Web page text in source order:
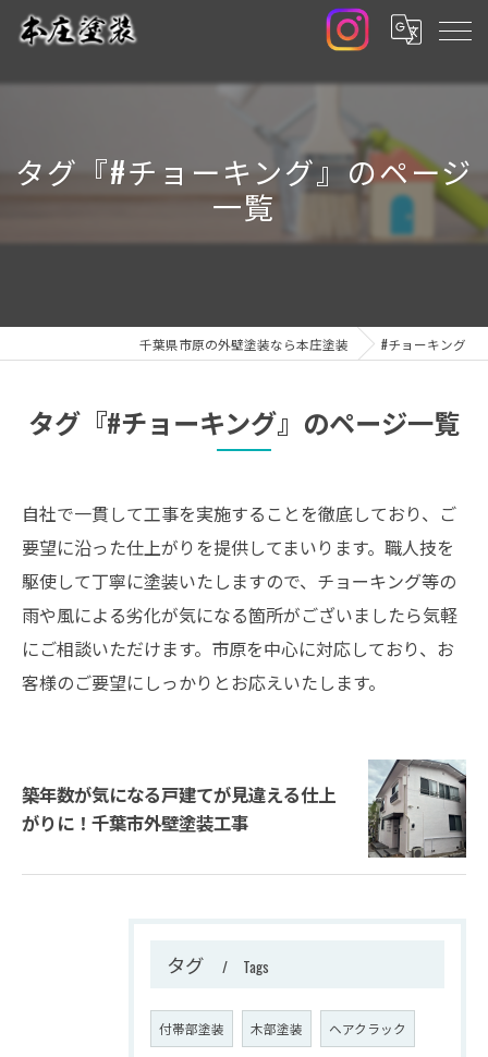
タグ『#チョーキング』のページ
一覧
千葉県市原の外壁塗装なら本庄塗装 #チョーキング
タグ『#チョーキング』のページ一覧
自社で一貫して工事を実施することを徹底しており、ご
要望に沿った仕上がりを提供してまいります。職人技を
駆使して丁寧に塗装いたしますので、チョーキング等の
雨や風による劣化が気になる箇所がございましたら気軽
にご相談いただけます。市原を中心に対応しており、お
客様のご要望にしっかりとお応えいたします。
築年数が気になる戸建てが見違える仕上
がりに！千葉市外壁塗装工事
タグ Tags
付帯部塗装 木部塗装 ヘアクラック